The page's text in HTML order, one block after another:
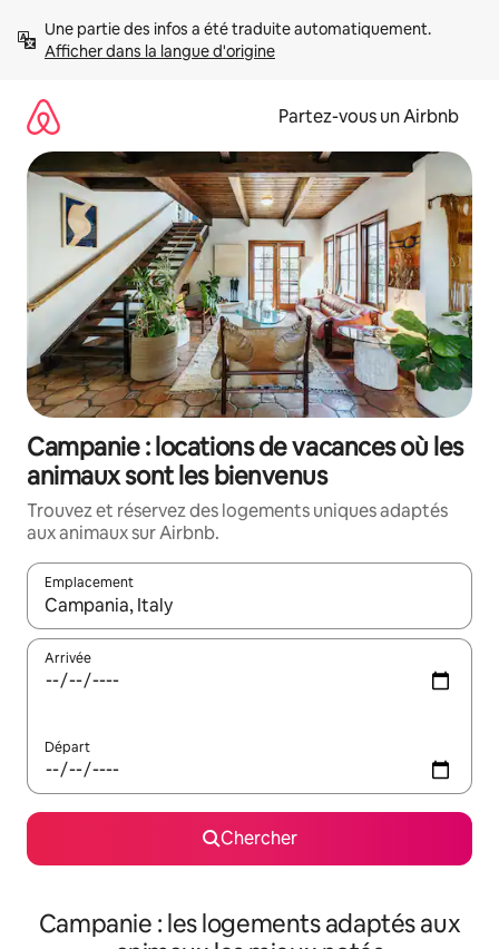
directement
Afficher dans la langue d'origine
Partez-vous un Airbnb
Campanie : locations de vacances où les
animaux sont les bienvenus
Trouvez et réservez des logements uniques adaptés
aux animaux sur Airbnb.
Emplacement
Quand les résultats sont affichés, parcourez-les en utilisant
Arrivée
Départ
Chercher
Campanie : les logements adaptés aux